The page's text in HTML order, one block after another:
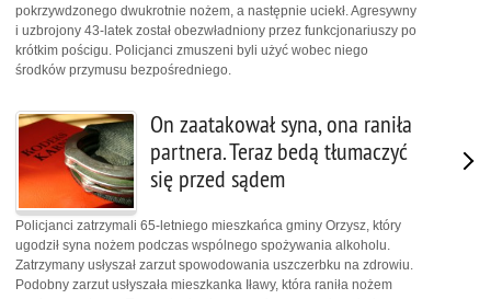
pokrzywdzonego dwukrotnie nożem, a następnie uciekł. Agresywny
i uzbrojony 43-latek został obezwładniony przez funkcjonariuszy po
krótkim pościgu. Policjanci zmuszeni byli użyć wobec niego
środków przymusu bezpośredniego.
On zaatakował syna, ona raniła
partnera. Teraz bedą tłumaczyć
się przed sądem
Policjanci zatrzymali 65-letniego mieszkańca gminy Orzysz, który
ugodził syna nożem podczas wspólnego spożywania alkoholu.
Zatrzymany usłyszał zarzut spowodowania uszczerbku na zdrowiu.
Podobny zarzut usłyszała mieszkanka Iławy, która raniła nożem